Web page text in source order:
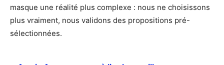
masque une réalité plus complexe : nous ne choisissons
plus vraiment, nous validons des propositions pré-
sélectionnées.